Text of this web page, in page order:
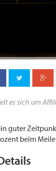
es sich um
guter
beim